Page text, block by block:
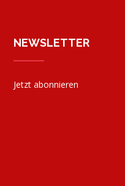
NEWSLETTER
Jetzt abonnieren